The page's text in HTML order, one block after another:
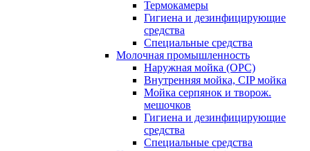
Термокамеры
Гигиена и дезинфицирующие
средства
Специальные средства
Молочная промышленность
Наружная мойка (ОРС)
Внутренняя мойка, CIP мойка
Мойка серпянок и творож.
мешочков
Гигиена и дезинфицирующие
средства
Специальные средства